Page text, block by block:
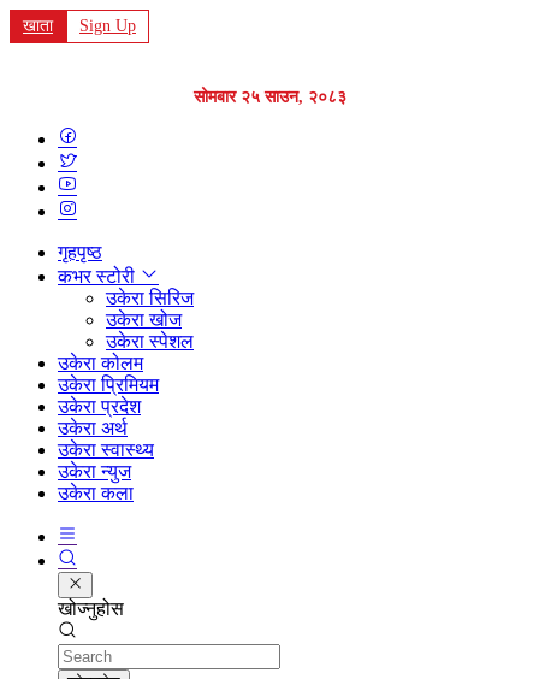
खाता Sign Up
सोमबार २५ साउन, २०८३
गृहपृष्ठ
कभर स्टोरी
उकेरा सिरिज
उकेरा खोज
उकेरा स्पेशल
उकेरा कोलम
उकेरा प्रिमियम
उकेरा प्रदेश
उकेरा अर्थ
उकेरा स्वास्थ्य
उकेरा न्युज
उकेरा कला
खोज्नुहोस
Search